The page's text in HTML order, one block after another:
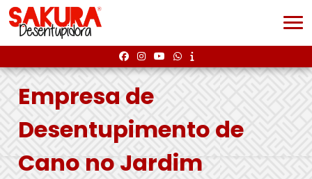
Empresa de
Desentupimento de
Cano no Jardim